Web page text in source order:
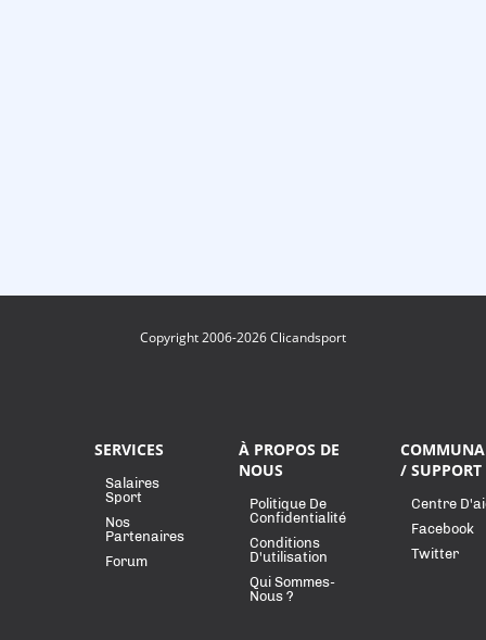
Copyright 2006-2026 Clicandsport
SERVICES
Salaires
Sport
Nos
Partenaires
Forum
À PROPOS DE
NOUS
Politique De
Confidentialité
Conditions
D'utilisation
Qui Sommes-
Nous ?
/ SUPPORT
Centre
Facebook
Twitter